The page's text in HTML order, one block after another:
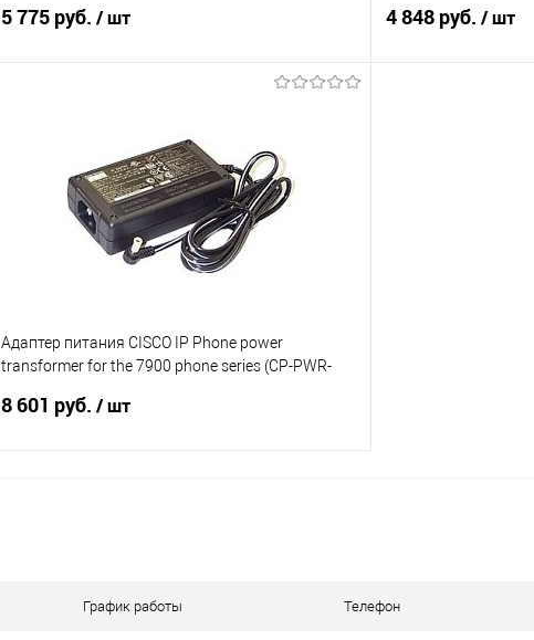
5 775 руб. / шт
Купить в 1 клик
Сравнение
В избранное
В наличии
4 848 руб. / шт
Адаптер питания CISCO IP Phone power
transformer for the 7900 phone series (CP-PWR-
8 601 руб. / шт
График работы Телефон